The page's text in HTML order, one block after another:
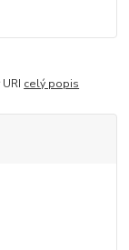
celý popis